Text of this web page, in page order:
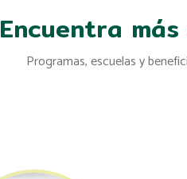
Encuentra
Programas, escuelas y